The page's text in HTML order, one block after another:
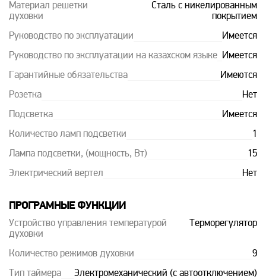
Материал решетки
духовки
Сталь с никелированным
покрытием
Руководство по эксплуатации Имеется
Руководство по эксплуатации на казахском языке Имеется
Гарантийные обязательства Имеются
Розетка Нет
Подсветка Имеется
Количество ламп подсветки 1
Лампа подсветки, (мощность, Вт) 15
Электрический вертел Нет
ПРОГРАМНЫЕ ФУНКЦИИ
Устройство управления температурой
духовки
Терморегулятор
Количество режимов духовки 9
Тип таймера Электромеханический (с автоотключением)